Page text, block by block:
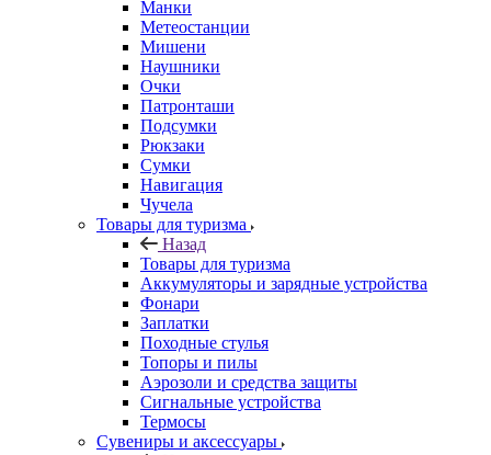
Манки
Метеостанции
Мишени
Наушники
Очки
Патронташи
Подсумки
Рюкзаки
Сумки
Навигация
Чучела
Товары для туризма
Назад
Товары для туризма
Аккумуляторы и зарядные устройства
Фонари
Заплатки
Походные стулья
Топоры и пилы
Аэрозоли и средства защиты
Сигнальные устройства
Термосы
Сувениры и аксессуары